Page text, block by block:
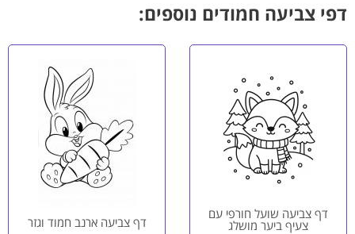
דפי צביעה חמודים נוספים:
דף צביעה שועל חורפי עם
צעיף ביער מושלג דף צביעה ארנב חמוד וגזר